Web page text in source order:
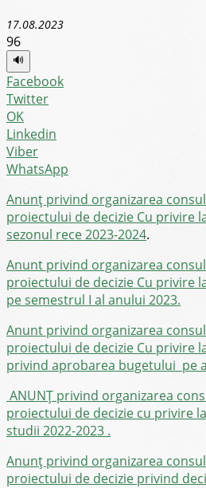
17.08.2023
96
🔊
Facebook
Twitter
OK
Linkedin
Viber
WhatsApp
Anunț privind organizarea
proiectului de decizie Cu privire
sezonul rece 2023-2024.
Anunt privind organizarea
proiectului de decizie Cu privire
pe semestrul I al anului 2023.
Anunt privind organizarea
proiectului de decizie Cu privire
privind aprobarea bugetului pe
ANUNȚ privind organizarea
proiectului de decizie cu privire
studii 2022-2023 .
Anunț privind organizarea
proiectului de decizie privind